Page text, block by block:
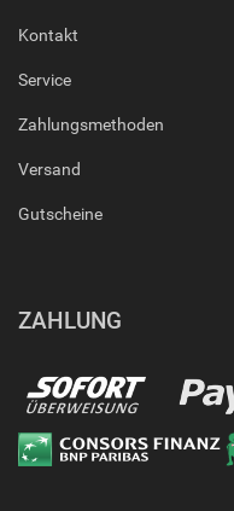
Kontakt
Service
Zahlungsmethoden
Versand
Gutscheine
ZAHLUNG